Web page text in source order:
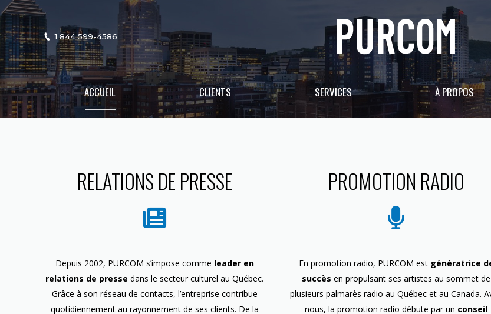
1 844 599-4586
ACCUEIL CLIENTS SERVICES À PROPOS
RELATIONS DE PRESSE
Depuis 2002, PURCOM s’impose comme leader en
relations de presse dans le secteur culturel au Québec.
Grâce à son réseau de contacts, l’entreprise contribue
quotidiennement au rayonnement de ses clients. De la
PROMOTION RADIO
En promotion radio, PURCOM est génératrice
succès en propulsant ses artistes au sommet de
plusieurs palmarès radio au Québec et au Canada.
nous, la promotion radio débute par un conseil